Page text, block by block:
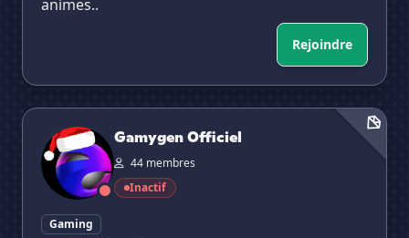
animes..
Rejoindre
Gamygen Officiel
Gamygen Officiel
44 membres
Inactif
Gaming